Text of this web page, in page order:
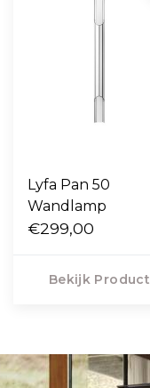
Lyfa Pan 50
Wandlamp
€299,00
Bekijk Product